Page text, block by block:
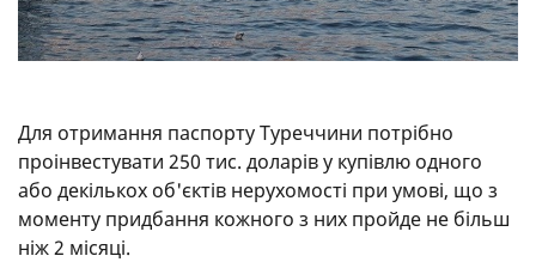
Для отримання паспорту Туреччини потрібно
проінвестувати 250 тис. доларів у купівлю одного
або декількох об'єктів нерухомості при умові, що з
моменту придбання кожного з них пройде не більш
ніж 2 місяці.